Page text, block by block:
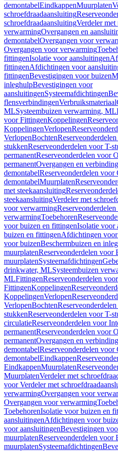
demontabelEindkappenMuurplaten
schroefdraadaansluiting
schroefdraadaansluitingVerdeler met
verwarmingOvergangen en
demontabelOvergangen voor
Overgangen voor verwarming
fittingenIsolatie voor aansluitingen
fittingenAfdichtingen voor
fittingenBevestigingen voor buizen
inleghulpBevestigingen voor
aansluitingenSysteemafdichtingen
flensverbindingenVerbruiksmateriaal
MLSysteembuizen verwarming, ML
voor FittingenKoppelingen
KoppelingenVerlopen
VerlopenBochten
stukkenReserveonderdelen voor T-
permanentReserveonderdelen voor
permanentOvergangen en
demontabelReserveonderdelen
demontabelMuurplaten
met steekaansluiting
steekaansluitingVerdeler met
voor verwarming
verwarmingToebehoren
voor buizen en fittingenIsolatie voor
buizen en fittingenAfdichtingen
voor buizenBeschermbuizen en
muurplatenReserveonderdelen voor
muurplatenSysteemafdichtingen
drinkwater, MLSysteembuizen
MLFittingenReserveonderdelen voor
FittingenKoppelingen
KoppelingenVerlopen
VerlopenBochten
stukkenReserveonderdelen voor T-
circulatieReserveonderdelen voor
permanentReserveonderdelen voor
permanentOvergangen en
demontabelReserveonderdelen
demontabelEindkappen
EindkappenMuurplaten
MuurplatenVerdeler met
voor Verdeler met
verwarmingOvergangen voor
Overgangen voor verwarming
ToebehorenIsolatie voor buizen en
aansluitingenAfdichtingen voor
voor aansluitingenBevestigingen
muurplatenReserveonderdelen voor
muurplatenSysteemafdichtingen